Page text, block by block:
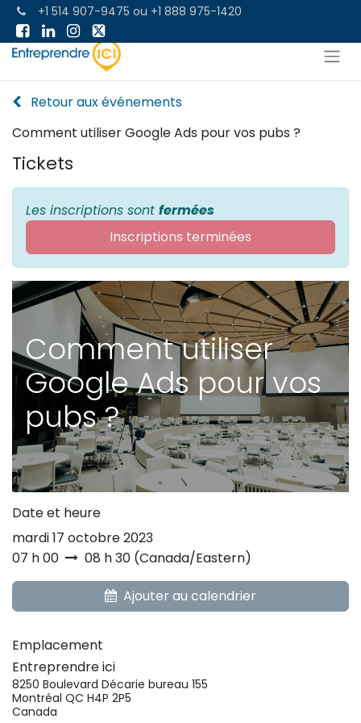
Retour aux événements
Comment utiliser Google Ads pour vos pubs ?
Tickets
Les inscriptions sont fermées
Inscriptions terminées
Comment utiliser
Google Ads pour vos
pubs ?
Date et heure
mardi 17 octobre 2023
07 h 00
08 h 30 (Canada/Eastern)
Ajouter au calendrier
Emplacement
Entreprendre ici
8250 Boulevard Décarie bureau 155
Montréal QC H4P 2P5
Canada
+1 514 907-9475 ou +1 888 975-1420